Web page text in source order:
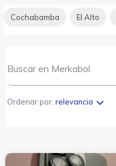
Cochabamba El Alto
Ordenar por: relevancia expand_more